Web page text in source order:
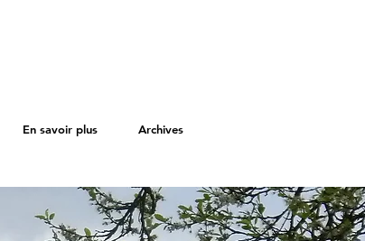
En savoir plus Archives